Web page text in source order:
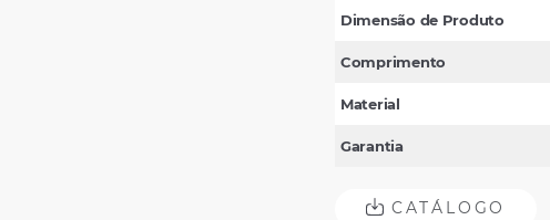
Dimensão de Produto
Comprimento
Material
Garantia
CATÁLOGO